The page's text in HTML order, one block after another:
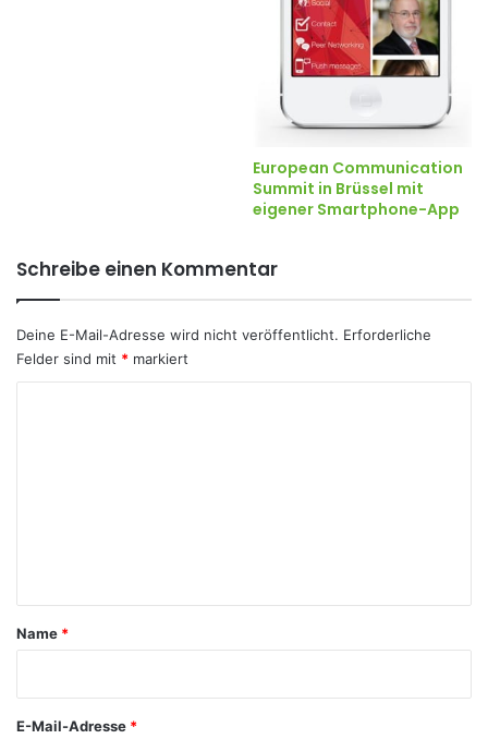
European Communication
Summit in Brüssel mit
eigener Smartphone-App
Schreibe einen Kommentar
Deine E-Mail-Adresse wird nicht veröffentlicht. Erforderliche
Felder sind mit * markiert
a
Name *
E-Mail-Adresse *